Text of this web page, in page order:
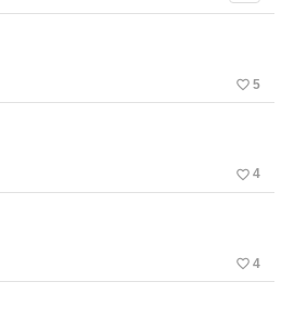
favorite_border 5
favorite_border 4
favorite_border 4